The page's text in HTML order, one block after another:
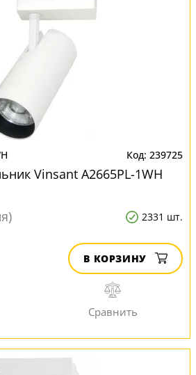
239725
Vinsant A2665PL-1WH
2331 шт.
В КОРЗИНУ